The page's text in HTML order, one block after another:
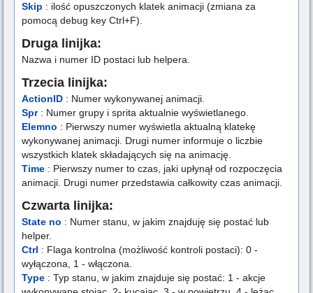
Skip : ilość opuszczonych klatek animacji (zmiana za
pomocą debug key Ctrl+F).
Druga linijka:
Nazwa i numer ID postaci lub helpera.
Trzecia linijka:
ActionID : Numer wykonywanej animacji.
Spr : Numer grupy i sprita aktualnie wyświetlanego.
Elemno : Pierwszy numer wyświetla aktualną klatekę
wykonywanej animacji. Drugi numer informuje o liczbie
wszystkich klatek składających się na animację.
Time : Pierwszy numer to czas, jaki upłynął od rozpoczęcia
animacji. Drugi numer przedstawia całkowity czas animacji.
Czwarta linijka:
State no : Numer stanu, w jakim znajduję się postać lub
helper.
Ctrl : Flaga kontrolna (możliwość kontroli postaci): 0 -
wyłączona, 1 - włączona.
Type : Typ stanu, w jakim znajduje się postać: 1 - akcje